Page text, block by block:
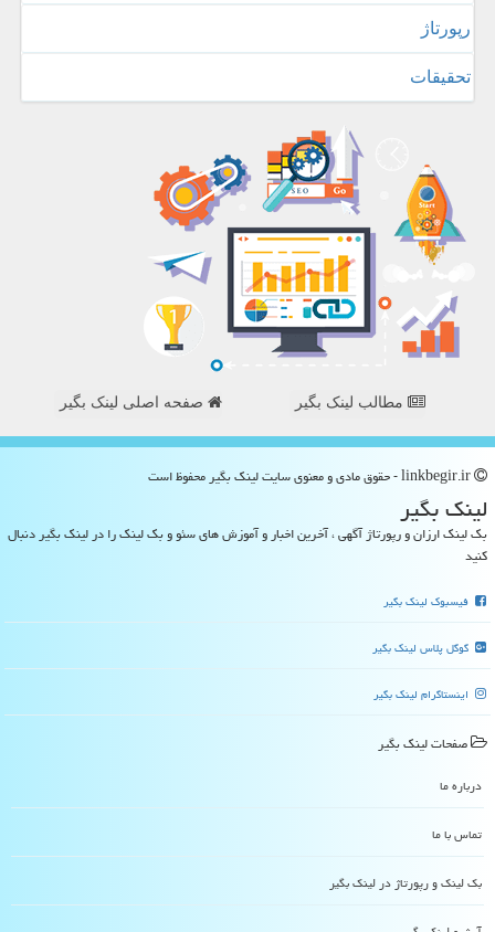
رپورتاژ
تحقیقات
مطالب لینک بگیر صفحه اصلی لینک بگیر
لینك بگیر
بک لینک ارزان و رپورتاژ آگهی ، آخرین اخبار و آموزش های سئو و بک لینک را در لینک بگیر دنبال
کنید
فیسبوک لینک بگیر
گوگل پلاس لینک بگیر
اینستاگرام لینک بگیر
صفحات لینك بگیر
درباره ما
تماس با ما
بک لینک و رپورتاژ در لینك بگیر